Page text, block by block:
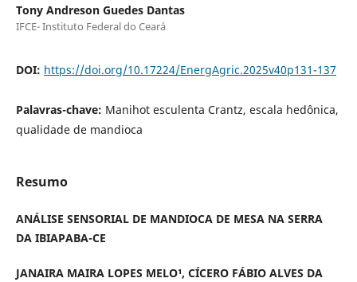
Tony Andreson Guedes Dantas
IFCE- Instituto Federal do Ceará
DOI: https://doi.org/10.17224/EnergAgric.2025v40p131-137
Palavras-chave: Manihot esculenta Crantz, escala hedônica,
qualidade de mandioca
Resumo
ANÁLISE SENSORIAL DE MANDIOCA DE MESA NA SERRA
DA IBIAPABA-CE
JANAIRA MAIRA LOPES MELO¹, CÍCERO FÁBIO ALVES DA